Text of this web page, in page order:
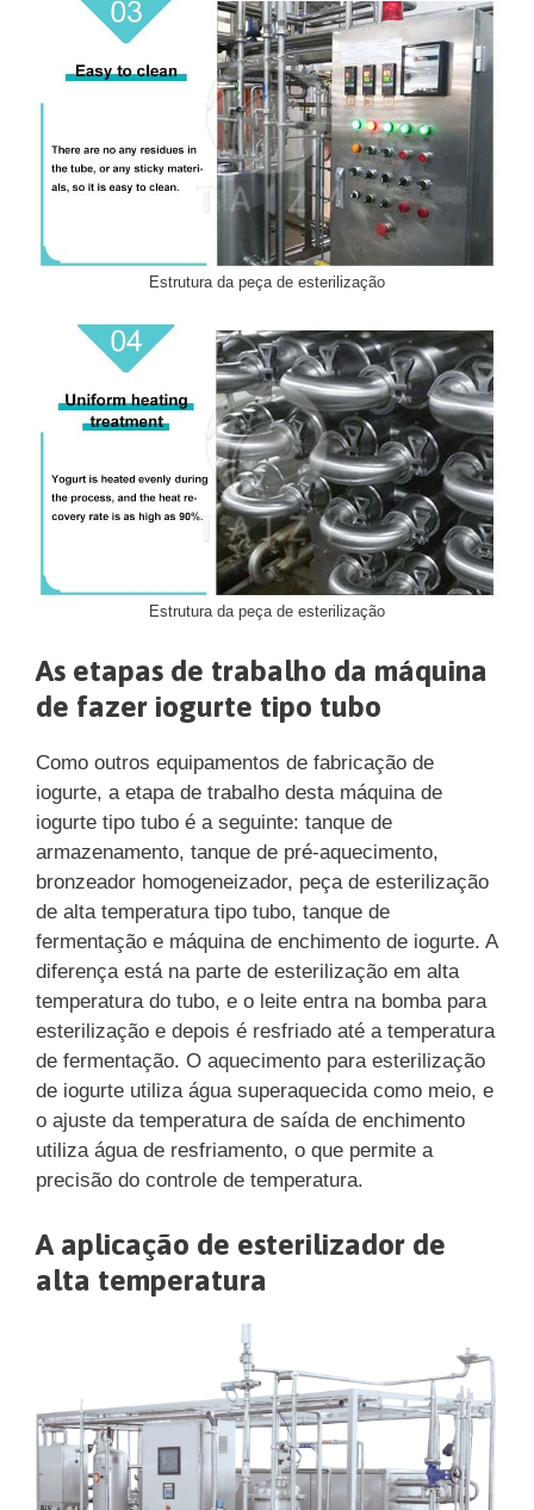
Estrutura da peça de esterilização
Estrutura da peça de esterilização
As etapas de trabalho da máquina
de fazer iogurte tipo tubo
Como outros equipamentos de fabricação de
iogurte, a etapa de trabalho desta máquina de
iogurte tipo tubo é a seguinte: tanque de
armazenamento, tanque de pré-aquecimento,
bronzeador homogeneizador, peça de esterilização
de alta temperatura tipo tubo, tanque de
fermentação e máquina de enchimento de iogurte. A
diferença está na parte de esterilização em alta
temperatura do tubo, e o leite entra na bomba para
esterilização e depois é resfriado até a temperatura
de fermentação. O aquecimento para esterilização
de iogurte utiliza água superaquecida como meio, e
o ajuste da temperatura de saída de enchimento
utiliza água de resfriamento, o que permite a
precisão do controle de temperatura.
A aplicação de esterilizador de
alta temperatura